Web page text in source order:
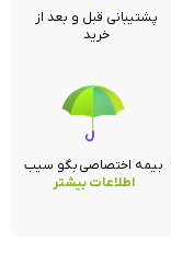
پشتیبانی قبل و بعد از
خرید
بیمه اختصاصی بگو سیب
اطلاعات بیشتر